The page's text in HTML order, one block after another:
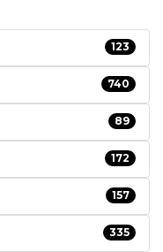
123
740
89
172
157
335